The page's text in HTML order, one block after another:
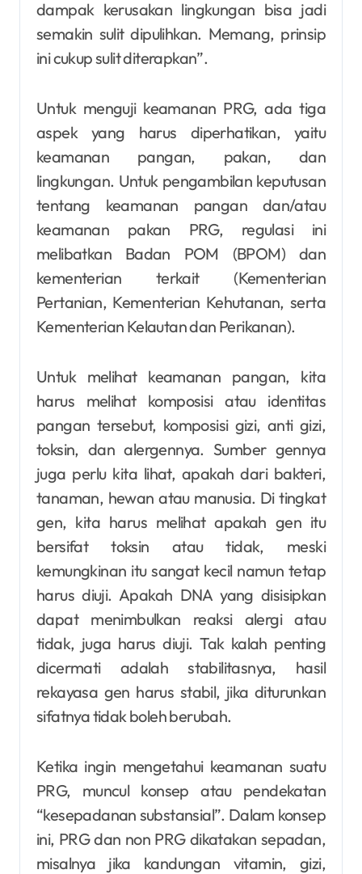
dampak kerusakan lingkungan bisa jadi
semakin sulit dipulihkan. Memang, prinsip
ini cukup sulit diterapkan”.
Untuk menguji keamanan PRG, ada tiga
aspek yang harus diperhatikan, yaitu
keamanan pangan, pakan, dan
lingkungan. Untuk pengambilan keputusan
tentang keamanan pangan dan/atau
keamanan pakan PRG, regulasi ini
melibatkan Badan POM (BPOM) dan
kementerian terkait (Kementerian
Pertanian, Kementerian Kehutanan, serta
Kementerian Kelautan dan Perikanan).
Untuk melihat keamanan pangan, kita
harus melihat komposisi atau identitas
pangan tersebut, komposisi gizi, anti gizi,
toksin, dan alergennya. Sumber gennya
juga perlu kita lihat, apakah dari bakteri,
tanaman, hewan atau manusia. Di tingkat
gen, kita harus melihat apakah gen itu
bersifat toksin atau tidak, meski
kemungkinan itu sangat kecil namun tetap
harus diuji. Apakah DNA yang disisipkan
dapat menimbulkan reaksi alergi atau
tidak, juga harus diuji. Tak kalah penting
dicermati adalah stabilitasnya, hasil
rekayasa gen harus stabil, jika diturunkan
sifatnya tidak boleh berubah.
Ketika ingin mengetahui keamanan suatu
PRG, muncul konsep atau pendekatan
“kesepadanan substansial”. Dalam konsep
ini, PRG dan non PRG dikatakan sepadan,
misalnya jika kandungan vitamin, gizi,